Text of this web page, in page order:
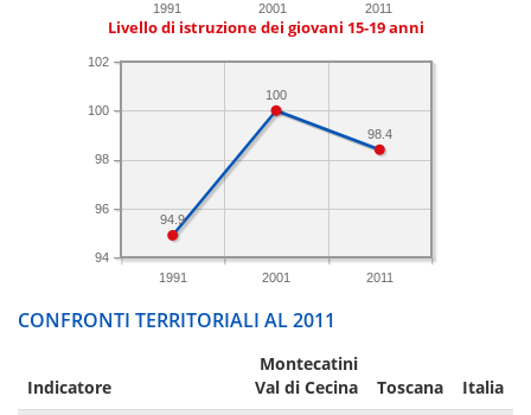
1991 2001 2011
Livello di istruzione dei giovani 15-19 anni
1991 2001 2011
94
96
98
100
102
98.4
100
94.9
CONFRONTI TERRITORIALI AL 2011
Indicatore
Montecatini
Val di Cecina
Toscana Italia